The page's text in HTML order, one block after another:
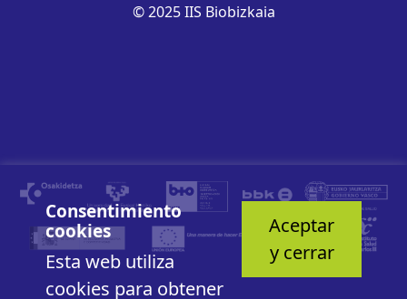
© 2025 IIS Biobizkaia
Consentimiento
cookies
Esta web utiliza
cookies para obtener
Aceptar
y cerrar